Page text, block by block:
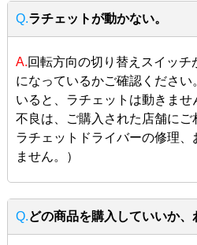
Q.ラチェットが動かない。
A.回転方向の切り替えスイッ
になっているかご確認くださ
いると、ラチェットは動きま
不良は、ご購入された店舗に
ラチェットドライバーの修理、
ません。）
Q.どの商品を購入していいか、